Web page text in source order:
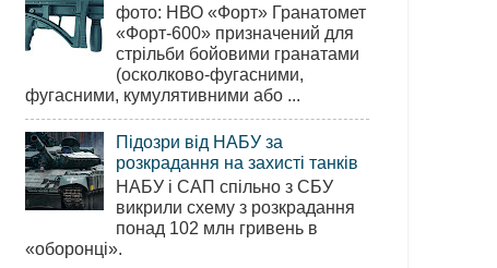
фото: НВО «Форт» Гранатомет
«Форт-600» призначений для
стрільби бойовими гранатами
(осколково-фугасними,
фугасними, кумулятивними або ...
Підозри від НАБУ за
розкрадання на захисті танків
НАБУ і САП спільно з СБУ
викрили схему з розкрадання
понад 102 млн гривень в
«оборонці».